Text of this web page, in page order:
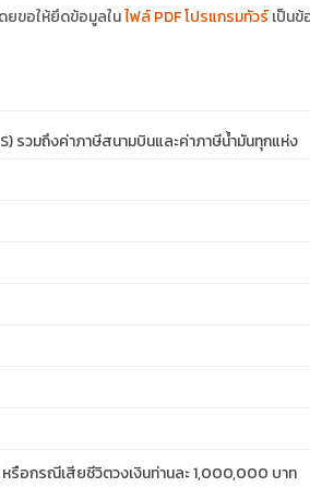
ยขอให้ยึดข้อมูลในไฟล์ PDF โปรแกรมทัวร์เป็นข้
รวมถึงค่าภาษีสนามบินและค่าภาษีน้ำมันทุกแห่ง
รือกรณีเสียชีวิตวงเงินท่านละ 1,000,000 บาท